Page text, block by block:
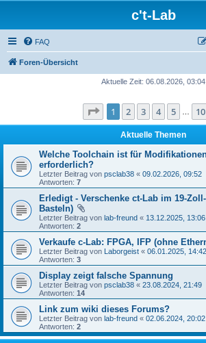
c't-Lab
FAQ
Foren-Übersicht
Aktuelle Zeit: 06.08.2026, 03:04
Seite 1von 10
1 2 3 4 5 10
Aktuelle Themen
Welche Toolchain ist für
erforderlich?
Letzter Beitrag von psclab38 « 09.02.2026, 09:52
Antworten: 7
Erledigt - Verschenke ct-Lab im 19-
Basteln)
Letzter Beitrag von lab-freund « 13.12.2025, 13:06
Antworten: 2
Verkaufe c-Lab: FPGA, IFP (ohne
Letzter Beitrag von Laborgeist « 06.01.2025, 14:42
Antworten: 3
Display zeigt falsche Spannung
Letzter Beitrag von psclab38 « 23.08.2024, 21:49
Antworten: 14
Link zum wiki dieses Forums?
Letzter Beitrag von lab-freund « 02.06.2024, 20:02
Antworten: 2